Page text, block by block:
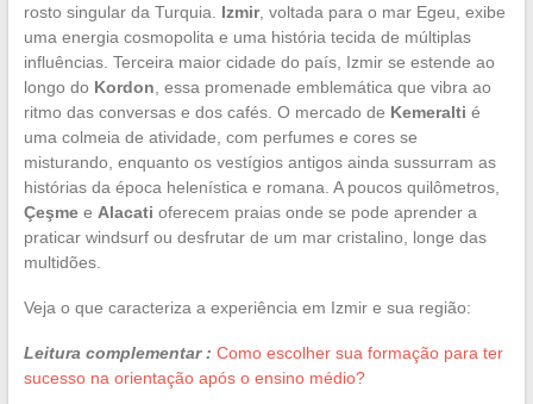
rosto singular da Turquia. Izmir, voltada para o mar Egeu, exibe
uma energia cosmopolita e uma história tecida de múltiplas
influências. Terceira maior cidade do país, Izmir se estende ao
longo do Kordon , essa promenade emblemática que vibra ao
ritmo das conversas e dos cafés. O mercado de Kemeralti é
uma colmeia de atividade, com perfumes e cores se
misturando, enquanto os vestígios antigos ainda sussurram as
histórias da época helenística e romana. A poucos quilômetros,
Çeşmee Alacati oferecem praias onde se pode aprender a
praticar windsurf ou desfrutar de um mar cristalino, longe das
multidões.
Veja o que caracteriza a experiência em Izmir e sua região:
Leitura complementar : Como escolher sua formação para ter
sucesso na orientação após o ensino médio?